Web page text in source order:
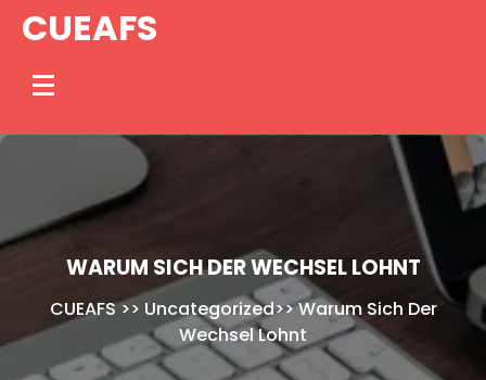
SkipCUEAFS
WARUM SICH DER WECHSEL LOHNT
CUEAFS>> Uncategorized>>Warum Sich Der
Wechsel Lohnt